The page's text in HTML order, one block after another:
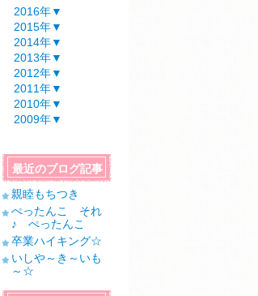
2016年▼
2015年▼
2014年▼
2013年▼
2012年▼
2011年▼
2010年▼
2009年▼
最近のブログ記事
親睦もちつき
ぺったんこ それ
♪ ぺったんこ
卒業ハイキング☆
いしや～き～いも
～☆